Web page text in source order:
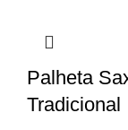
Palheta
Tradicional